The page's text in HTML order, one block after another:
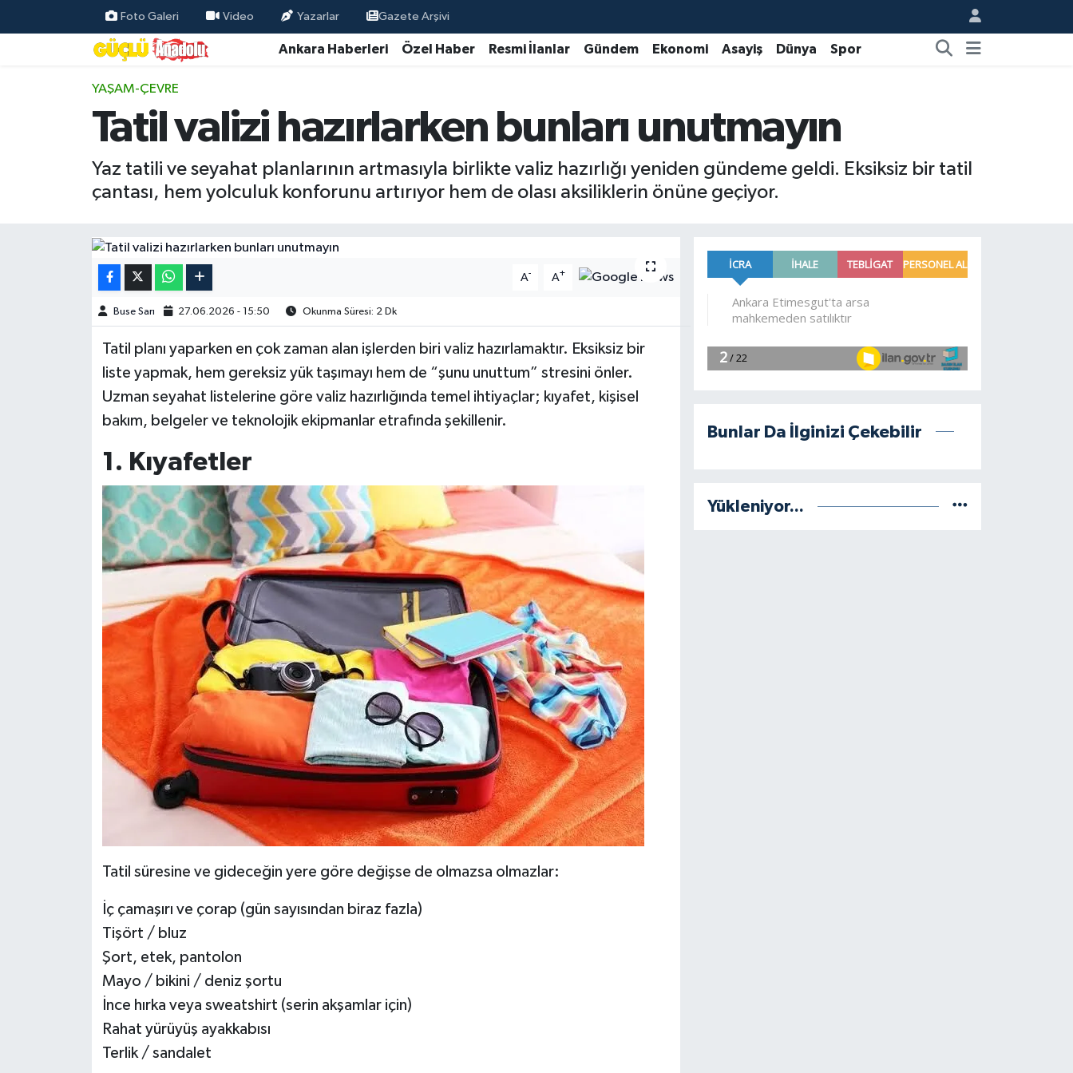
Foto Galeri Video Yazarlar Gazete Arşivi
Ankara Haberleri Özel Haber Resmi İlanlar Gündem Ekonomi Asayiş Dünya Spor
YAŞAM-ÇEVRE
Tatil valizi hazırlarken bunları unutmayın
Yaz tatili ve seyahat planlarının artmasıyla birlikte valiz hazırlığı yeniden gündeme geldi. Eksiksiz bir tatil
çantası, hem yolculuk konforunu artırıyor hem de olası aksiliklerin önüne geçiyor.
A- A+
Buse Sarı 27.06.2026 - 15:50 Okunma Süresi: 2 Dk
Tatil planı yaparken en çok zaman alan işlerden biri valiz hazırlamaktır. Eksiksiz bir
liste yapmak, hem gereksiz yük taşımayı hem de “şunu unuttum” stresini önler.
Uzman seyahat listelerine göre valiz hazırlığında temel ihtiyaçlar; kıyafet, kişisel
bakım, belgeler ve teknolojik ekipmanlar etrafında şekillenir.
1. Kıyafetler
Tatil süresine ve gideceğin yere göre değişse de olmazsa olmazlar:
İç çamaşırı ve çorap (gün sayısından biraz fazla)
Tişört / bluz
Şort, etek, pantolon
Mayo / bikini / deniz şortu
İnce hırka veya sweatshirt (serin akşamlar için)
Rahat yürüyüş ayakkabısı
Terlik / sandalet
Bunlar Da İlginizi Çekebilir
Yükleniyor...
Özel Haber
Resmi İlanlar
Burç Yorumları
Hava Durumu
Kim kimdir?
Kültür Sanat
Yaşam-Çevre